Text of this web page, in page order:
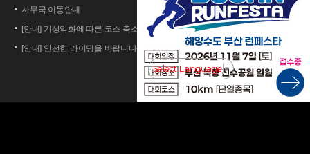
Select Language ▼
사무국 이동안내
[안내] 기상악화에 따른 코스 축소 운영 안내
[안내] 안전한 라이딩을 바랍니다
[안내] 상남 부녀회 김밥 단체주문 및 먹거리 부스 운영 안내
2026 세나 설악그란폰도 보험 가입 안내